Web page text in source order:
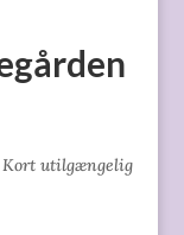
Kort utilgængelig